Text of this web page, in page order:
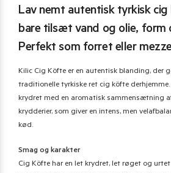
Lav nemt autentisk tyrkisk
bare tilsæt vand og olie, form
Perfekt som forret eller
Kilic Cig Köfte er en autentisk blanding, der
traditionelle tyrkiske ret cig köfte
krydret med en aromatisk sammensætning
krydderier, som giver en intens, men
kød.
Smag og karakter
Cig Köfte har en let krydret, let røget og